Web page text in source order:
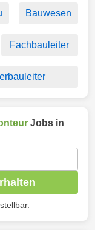
Bauwesen
Fachbauleiter
Jobs in